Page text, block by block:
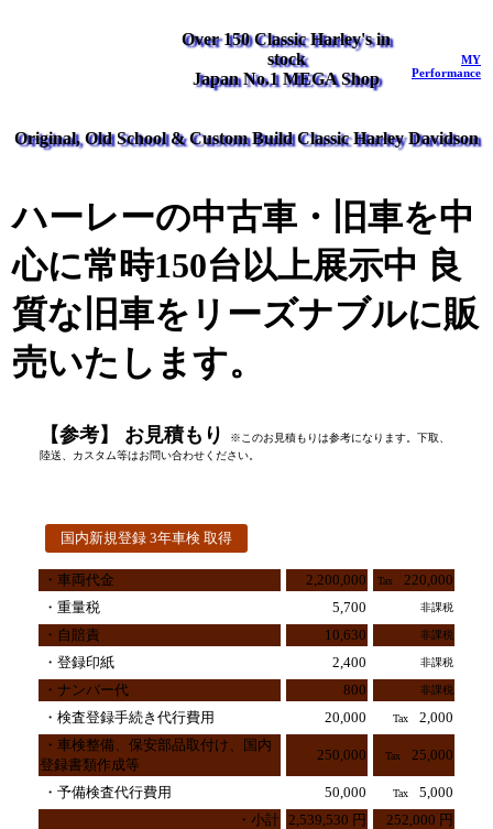
Over 150 Classic Harley's in
stock
Japan No.1 MEGA Shop
MY
Performance
Original, Old School & Custom Build Classic Harley Davidson
ハーレーの中古車・旧車を中
心に常時150台以上展示中 良
質な旧車をリーズナブルに販
売いたします。
【参考】 お見積もり
※このお見積もりは参考になります。下取、
陸送、カスタム等はお問い合わせください。
国内新規登録 3年車検 取得
・車両代金 2,200,000 Tax 220,000
・重量税
5,700 非課税
・自賠責 10,630 非課税
・登録印紙 2,400 非課税
・ナンバー代 800 非課税
・検査登録手続き代行費用 20,000 Tax 2,000
・車検整備、保安部品取付け、国内
登録書類作成等
250,000 Tax 25,000
・予備検査代行費用 50,000 Tax 5,000
・小計 2,539,530 円 252,000 円